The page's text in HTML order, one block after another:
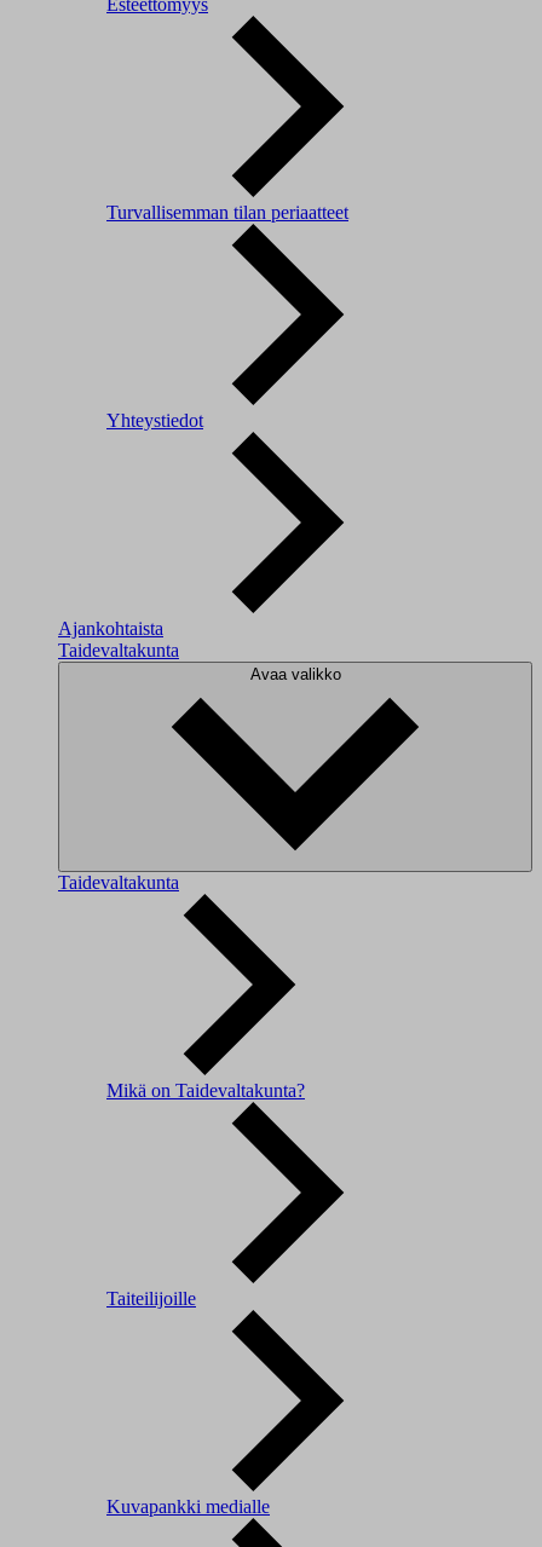
Esteettömyys
Turvallisemman tilan periaatteet
Yhteystiedot
Ajankohtaista
Taidevaltakunta
Avaa valikko
Taidevaltakunta
Mikä on Taidevaltakunta?
Taiteilijoille
Kuvapankki medialle